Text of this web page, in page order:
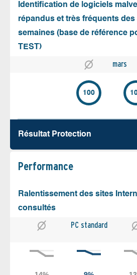
Identification de logiciels
répandus et très fréquents des
semaines (base de référence
TEST)
mars
100
Résultat Protection
Performance
Ralentissement des sites
consultés
PC standard